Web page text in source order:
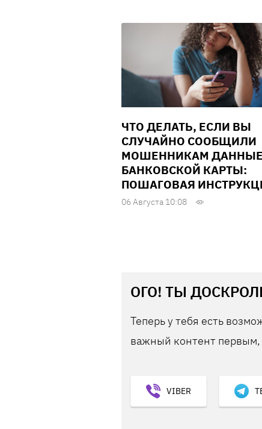
ЧТО ДЕЛАТЬ, ЕСЛИ ВЫ
СЛУЧАЙНО СООБЩИЛИ
МОШЕННИКАМ ДАННЫЕ
БАНКОВСКОЙ КАРТЫ:
ПОШАГОВАЯ
06 Августа 10:08
ОГО! ТЫ
Теперь у тебя есть
важный контент первым,
VIBER